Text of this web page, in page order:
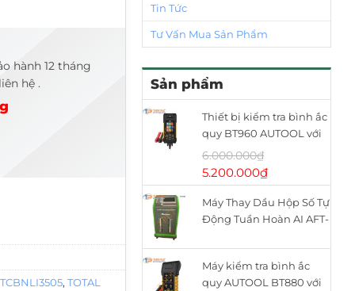
Tin Tức
Tư Vấn Mua Sản Phẩm
Sản phẩm
Thiết bị kiểm tra bình ắc
quy BT960 AUTOOL với
máy in nhiệt
6.000.000₫
Giá
gốc
là:
6.000.000₫.
5.200.000₫Giá
hiện
tại
là:
Máy Thay Dầu Hộp Số Tự
Động Tuần Hoàn AI AFT-
Máy kiểm tra bình ắc
quy AUTOOL BT880 với
hành 12 tháng
hệ .
số lượng
TCBNLI3505,TOTAL